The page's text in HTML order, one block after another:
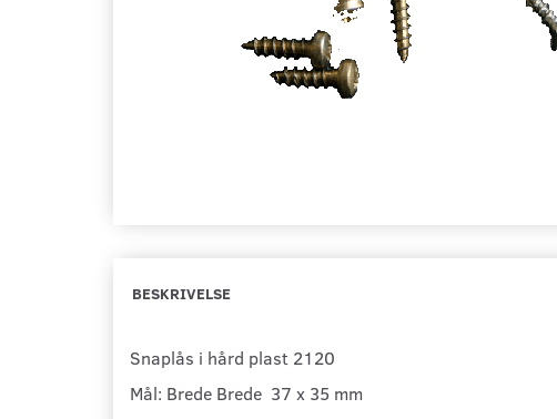
BESKRIVELSE
Snaplås i hård plast 2120
Mål: Brede Brede 37 x 35 mm